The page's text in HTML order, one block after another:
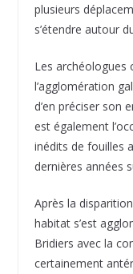
plusieurs
s’étendre autour
Les archéologues
l’agglomération
d’en préciser son
est également
inédits de fouilles
dernières années
Après la
habitat s’est
Bridiers avec la
certainement